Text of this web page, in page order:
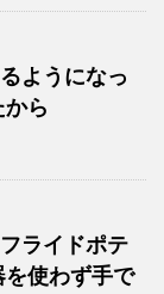
ようになっ
ら
ライドポテ
を使わず手で